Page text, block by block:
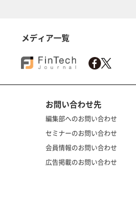
メディア一覧
お問い合わせ先
編集部へのお問い合わせ
セミナーのお問い合わせ
会員情報のお問い合わせ
広告掲載のお問い合わせ